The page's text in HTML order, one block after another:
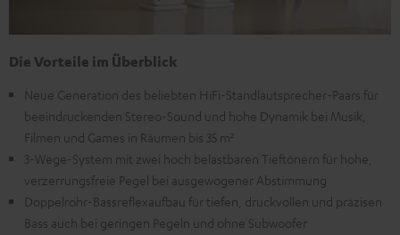
Die Vorteile im Überblick
Neue Generation des beliebten HiFi-Standlautsprecher-Paars für
beeindruckenden Stereo-Sound und hohe Dynamik bei Musik,
Filmen und Games in Räumen bis 35 m²
3-Wege-System mit zwei hoch belastbaren Tieftönern für hohe,
verzerrungsfreie Pegel bei ausgewogener Abstimmung
Doppelrohr-Bassreflexaufbau für tiefen, druckvollen und präzisen
Bass auch bei geringen Pegeln und ohne Subwoofer